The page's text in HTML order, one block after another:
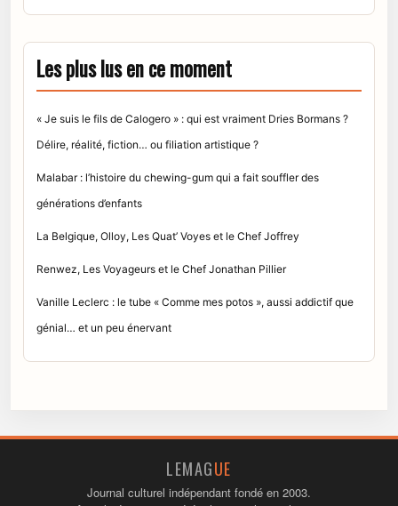
Les plus lus en ce moment
« Je suis le fils de Calogero » : qui est vraiment Dries Bormans ?
Délire, réalité, fiction… ou filiation artistique ?
Malabar : l’histoire du chewing-gum qui a fait souffler des
générations d’enfants
La Belgique, Olloy, Les Quat’ Voyes et le Chef Joffrey
Renwez, Les Voyageurs et le Chef Jonathan Pillier
Vanille Leclerc : le tube « Comme mes potos », aussi addictif que
génial… et un peu énervant
LEMAGUE
Journal culturel indépendant fondé en 2003.